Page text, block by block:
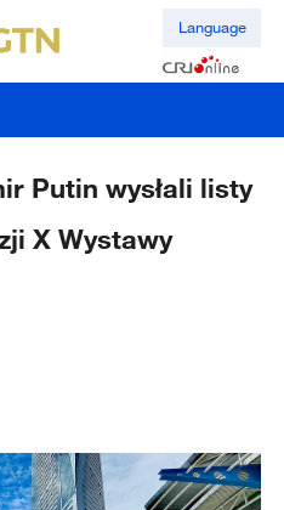
Language
Putin wysłali listy
X Wystawy